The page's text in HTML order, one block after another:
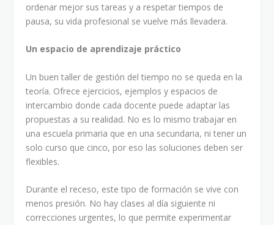
ordenar mejor sus tareas y a respetar tiempos de
pausa, su vida profesional se vuelve más llevadera.
Un espacio de aprendizaje práctico
Un buen taller de gestión del tiempo no se queda en la
teoría. Ofrece ejercicios, ejemplos y espacios de
intercambio donde cada docente puede adaptar las
propuestas a su realidad. No es lo mismo trabajar en
una escuela primaria que en una secundaria, ni tener un
solo curso que cinco, por eso las soluciones deben ser
flexibles.
Durante el receso, este tipo de formación se vive con
menos presión. No hay clases al día siguiente ni
correcciones urgentes, lo que permite experimentar